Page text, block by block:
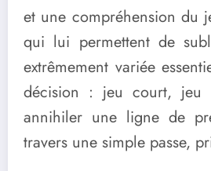
et une compréhension du
qui lui permettent de
extrêmement variée
décision : jeu court, jeu
annihiler une ligne de
travers une simple passe,